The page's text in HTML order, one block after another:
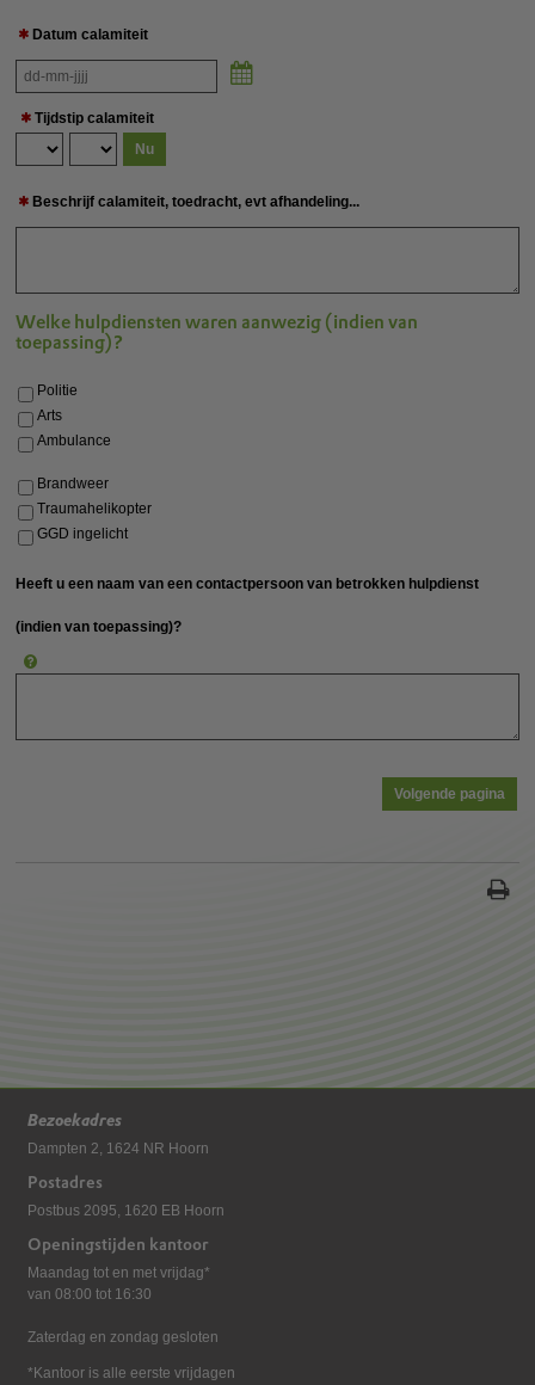
Datum calamiteit
Tijdstip calamiteit
Nu
Beschrijf calamiteit, toedracht, evt afhandeling...
Welke hulpdiensten waren aanwezig (indien van
toepassing)?
Politie
Arts
Ambulance
Brandweer
Traumahelikopter
GGD ingelicht
Heeft u een naam van een contactpersoon van betrokken hulpdienst
(indien van toepassing)?
Bezoekadres
Dampten 2, 1624 NR Hoorn
Postadres
Postbus 2095, 1620 EB Hoorn
Openingstijden kantoor
Maandag tot en met vrijdag*
van 08:00 tot 16:30
Zaterdag en zondag gesloten
*Kantoor is alle eerste vrijdagen